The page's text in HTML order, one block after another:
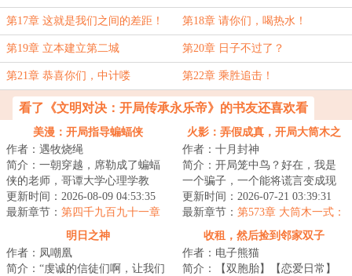
第17章 这就是我们之间的差距！ 第18章 请你们，喝热水！
第19章 立本建立第二城 第20章 日子不过了？
第21章 恭喜你们，中计喽 第22章 乘胜追击！
看了《文明对决：开局传承永乐帝》的书友还喜欢看
美漫：开局指导蝙蝠侠
作者：遇牧烧绳
简介：一朝穿越，席勒成了蝙蝠
侠的老师，哥谭大学心理学教
授。刚来第一天，布鲁斯·韦恩就
进了心理诊室。...
更新时间：2026-08-09 04:53:35
最新章节： 第四千九百九十一章
前进约克前进（九）
火影：弄假成真，开局大筒木之
作者：十月封神
简介：开局笼中鸟？好在，我是
一个骗子，一个能将谎言变成现
实的骗子。准备好了吗？我要开
始说谎了。■“...
更新时间：2026-07-21 03:39:31
最新章节： 第573章 大筒木一式：
日向云川！你怎么敢？！！
明日之神
作者：凤嘲凰
简介：“虔诚的信徒们啊，让我们
收租，然后捡到邻家双子
作者：电子熊猫
简介：【双胞胎】【恋爱日常】